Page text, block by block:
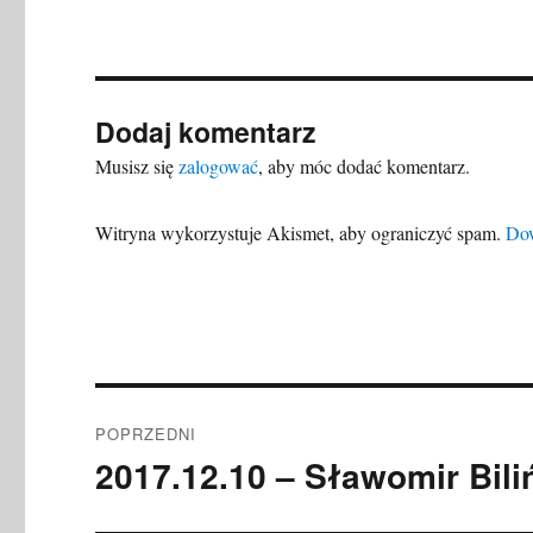
Dodaj komentarz
Musisz sięzalogować, aby móc dodać komentarz.
Witryna wykorzystuje Akismet, aby ograniczyć spam.
wpisu
POPRZEDNI
Poprzedni
2017.12.10 – Sławomir